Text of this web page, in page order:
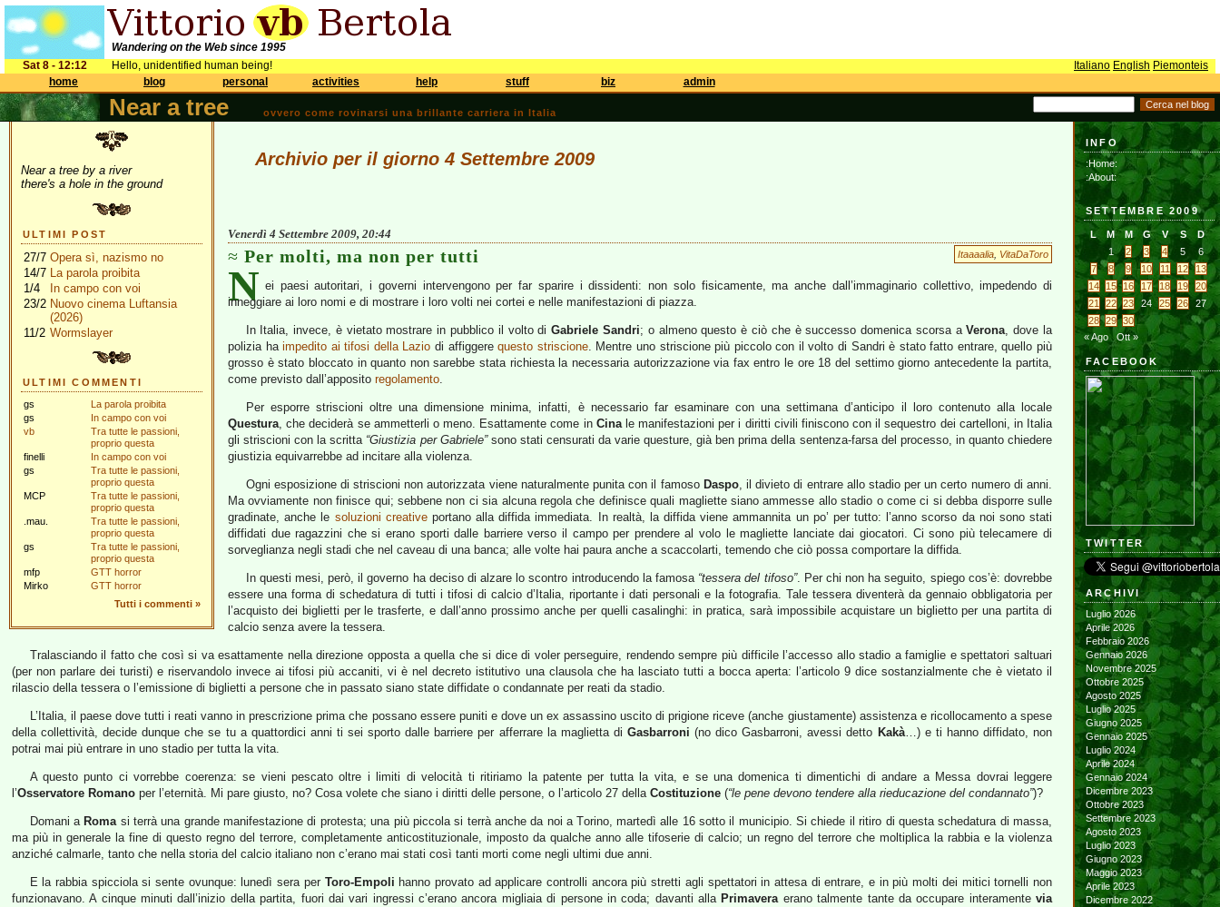
Wandering on the Web since 1995
Sat 8 - 12:12
Hello, unidentified human being! Italiano English Piemonteis
home
blog personal activities help stuff biz admin
Near a tree ovvero come rovinarsi una brillante carriera in Italia
Near a tree by a river
there's a hole in the ground
ULTIMI POST
27/7 Opera sì, nazismo no
14/7 La parola proibita
1/4
In campo con voi
23/2 Nuovo cinema Luftansia
(2026)
11/2 Wormslayer
ULTIMI COMMENTI
gs
La parola proibita
gs
In campo con voi
vb
Tra tutte le passioni,
proprio questa
finelli
In campo con voi
gs
Tra tutte le passioni,
proprio questa
MCP
Tra tutte le passioni,
proprio questa
.mau.
Tra tutte le passioni,
proprio questa
gs
Tra tutte le passioni,
proprio questa
mfp
GTT horror
Mirko
GTT horror
Tutti i commenti »
Archivio per il giorno 4 Settembre 2009
Venerdì 4 Settembre 2009, 20:44
Itaaaalia VitaDaToro
Per molti, ma non per tutti
N ei paesi autoritari, i governi intervengono per far sparire i dissidenti: non solo fisicamente, ma anche dall’immaginario collettivo, impedendo di
inneggiare ai loro nomi e di mostrare i loro volti nei cortei e nelle manifestazioni di piazza.
In Italia, invece, è vietato mostrare in pubblico il volto diGabriele Sandri; o almeno questo è ciò che è successo domenica scorsa aVerona, dove la
polizia haimpedito ai tifosi della Lazio di affiggerequesto striscione. Mentre uno striscione più piccolo con il volto di Sandri è stato fatto entrare, quello più
grosso è stato bloccato in quanto non sarebbe stata richiesta la necessaria autorizzazione via fax entro le ore 18 del settimo giorno antecedente la partita,
come previsto dall’apposito regolamento.
Per esporre striscioni oltre una dimensione minima, infatti, è necessario far esaminare con una settimana d’anticipo il loro contenuto alla locale
Questura, che deciderà se ammetterli o meno. Esattamente come in Cinale manifestazioni per i diritti civili finiscono con il sequestro dei cartelloni, in Italia
gli striscioni con la scritta “Giustizia per Gabriele”sono stati censurati da varie questure, già ben prima della sentenza-farsa del processo, in quanto chiedere
giustizia equivarrebbe ad incitare alla violenza.
Ogni esposizione di striscioni non autorizzata viene naturalmente punita con il famoso Daspo, il divieto di entrare allo stadio per un certo numero di anni.
Ma ovviamente non finisce qui; sebbene non ci sia alcuna regola che definisce quali magliette siano ammesse allo stadio o come ci si debba disporre sulle
gradinate, anche le soluzioni creativeportano alla diffida immediata. In realtà, la diffida viene ammannita un po’ per tutto: l’anno scorso da noi sono stati
diffidati due ragazzini che si erano sporti dalle barriere verso il campo per prendere al volo le magliette lanciate dai giocatori. Ci sono più telecamere di
sorveglianza negli stadi che nel caveau di una banca; alle volte hai paura anche a scaccolarti, temendo che ciò possa comportare la diffida.
In questi mesi, però, il governo ha deciso di alzare lo scontro introducendo la famosa “tessera del tifoso”. Per chi non ha seguito, spiego cos’è: dovrebbe
essere una forma di schedatura di tutti i tifosi di calcio d’Italia, riportante i dati personali e la fotografia. Tale tessera diventerà da gennaio obbligatoria per
l’acquisto dei biglietti per le trasferte, e dall’anno prossimo anche per quelli casalinghi: in pratica, sarà impossibile acquistare un biglietto per una partita di
calcio senza avere la tessera.
Tralasciando il fatto che così si va esattamente nella direzione opposta a quella che si dice di voler perseguire, rendendo sempre più difficile l’accesso allo stadio a famiglie e spettatori saltuari
(per non parlare dei turisti) e riservandolo invece ai tifosi più accaniti, vi è nel decreto istitutivo una clausola che ha lasciato tutti a bocca aperta: l’articolo 9 dice sostanzialmente che è vietato il
rilascio della tessera o l’emissione di biglietti a persone che in passato siano state diffidate o condannate per reati da stadio.
L’Italia, il paese dove tutti i reati vanno in prescrizione prima che possano essere puniti e dove un ex assassino uscito di prigione riceve (anche giustamente) assistenza e ricollocamento a spese
della collettività, decide dunque che se tu a quattordici anni ti sei sporto dalle barriere per afferrare la maglietta di Gasbarroni (no dico Gasbarroni, avessi detto Kakà…) e ti hanno diffidato, non
potrai mai più entrare in uno stadio per tutta la vita.
A questo punto ci vorrebbe coerenza: se vieni pescato oltre i limiti di velocità ti ritiriamo la patente per tutta la vita, e se una domenica ti dimentichi di andare a Messa dovrai leggere
l’Osservatore Romano per l’eternità. Mi pare giusto, no? Cosa volete che siano i diritti delle persone, o l’articolo 27 della Costituzione (“le pene devono tendere alla rieducazione del condannato”)?
Domani a Romasi terrà una grande manifestazione di protesta; una più piccola si terrà anche da noi a Torino, martedì alle 16 sotto il municipio. Si chiede il ritiro di questa schedatura di massa,
ma più in generale la fine di questo regno del terrore, completamente anticostituzionale, imposto da qualche anno alle tifoserie di calcio; un regno del terrore che moltiplica la rabbia e la violenza
anziché calmarle, tanto che nella storia del calcio italiano non c’erano mai stati così tanti morti come negli ultimi due anni.
E la rabbia spicciola si sente ovunque: lunedì sera per Toro-Empoli hanno provato ad applicare controlli ancora più stretti agli spettatori in attesa di entrare, e in più molti dei mitici tornelli non
funzionavano. A cinque minuti dall’inizio della partita, fuori dai vari ingressi c’erano ancora migliaia di persone in coda; davanti alla Primaveraerano talmente tante da occupare interamentevia
INFO
:Home:
:About:
SETTEMBRE 2009
L M M G V S
D
1
2 3 4 5
6
7
8 9 10 11 12
13
14
15 16 17 18 19
20
21
22 23 24 25 26
27
28
29
30
« Ago
Ott »
FACEBOOK
TWITTER
ARCHIVI
Luglio 2026
Aprile 2026
Febbraio 2026
Gennaio 2026
Novembre 2025
Ottobre 2025
Agosto 2025
Luglio 2025
Giugno 2025
Gennaio 2025
Luglio 2024
Aprile 2024
Gennaio 2024
Dicembre 2023
Ottobre 2023
Settembre 2023
Agosto 2023
Luglio 2023
Giugno 2023
Maggio 2023
Aprile 2023
Dicembre 2022